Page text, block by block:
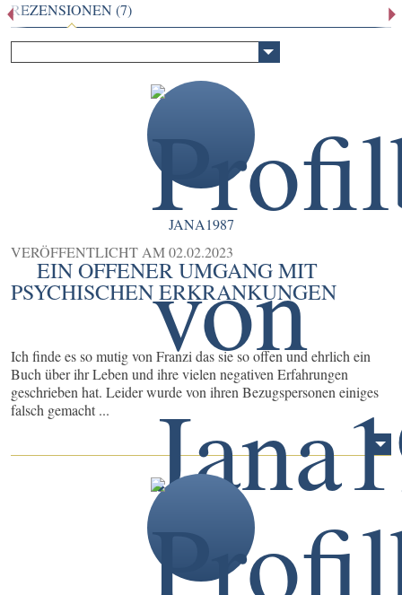
REZENSIONEN (7)
JANA1987
VERÖFFENTLICHT AM02.02.2023
EIN OFFENER UMGANG MIT
PSYCHISCHEN ERKRANKUNGEN
Ich finde es so mutig von Franzi das sie so offen und ehrlich ein
Buch über ihr Leben und ihre vielen negativen Erfahrungen
geschrieben hat. Leider wurde von ihren Bezugspersonen einiges
falsch gemacht ...